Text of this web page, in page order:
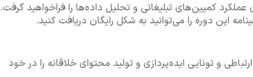
کمپین‌های تبلیغاتی و تحلیل داده‌ها را فراخواهید گرفت.
این دوره را می‌توانید به شکل رایگان دریافت کنید.
و تونایی ایده‌پردازی و تولید محتوای خلاقانه را در خود